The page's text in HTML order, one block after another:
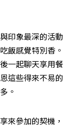
印象最深的活動
飯感覺特別香。
一起聊天享用餐
這些得來不易的
。
來參加的契機，